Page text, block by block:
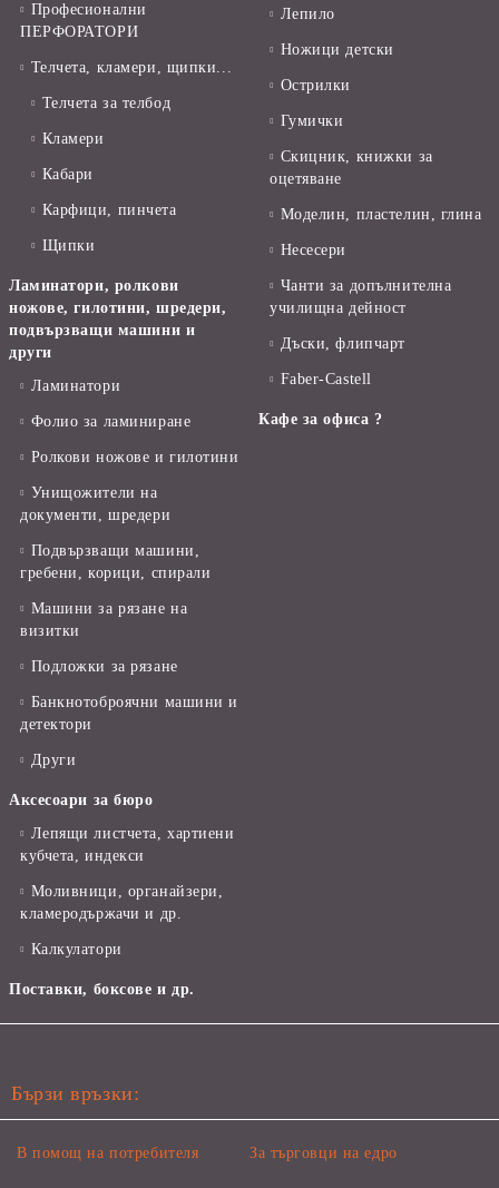
Професионални
ПЕРФОРАТОРИ
Телчета, кламери, щипки...
Телчета за телбод
Кламери
Кабари
Карфици, пинчета
Щипки
Ламинатори, ролкови
ножове, гилотини, шредери,
подвързващи машини и
други
Ламинатори
Фолио за ламиниране
Ролкови ножове и гилотини
Унищожители на
документи, шредери
Подвързващи машини,
гребени, корици, спирали
Машини за рязане на
визитки
Подложки за рязане
Банкнотоброячни машини и
детектори
Други
Аксесоари за бюро
Лепящи листчета, хартиени
кубчета, индекси
Моливници, органайзери,
кламеродържачи и др.
Калкулатори
Поставки, боксове и др.
Лепило
Ножици детски
Острилки
Гумички
Скицник, книжки за
оцетяване
Моделин, пластелин, глина
Несесери
Чанти за допълнителна
училищна дейност
Дъски, флипчарт
Faber-Castell
Кафе за офиса ?
Бързи връзки:
В помощ на потребителя За търговци на едро